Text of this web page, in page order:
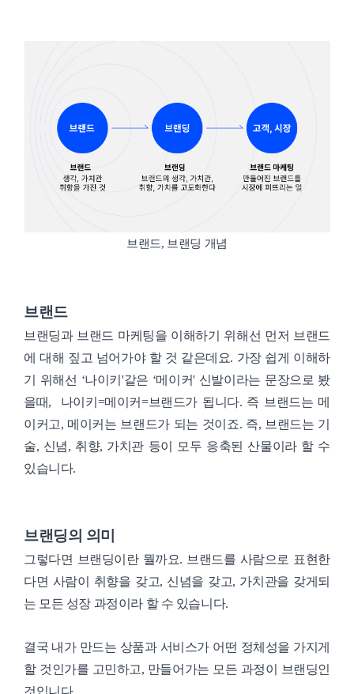
브랜드, 브랜딩 개념
브랜드
브랜딩과 브랜드 마케팅을 이해하기 위해선 먼저 브랜드
에 대해 짚고 넘어가야 할 것 같은데요. 가장 쉽게 이해하
기 위해선 ‘나이키'같은 ‘메이커' 신발이라는 문장으로 봤
을때, 나이키=메이커=브랜드가 됩니다. 즉 브랜드는 메
이커고, 메이커는 브랜드가 되는 것이죠. 즉, 브랜드는 기
술, 신념, 취향, 가치관 등이 모두 응축된 산물이라 할 수
있습니다.
브랜딩의 의미
그렇다면 브랜딩이란 뭘까요. 브랜드를 사람으로 표현한
다면 사람이 취향을 갖고, 신념을 갖고, 가치관을 갖게되
는 모든 성장 과정이라 할 수 있습니다.
결국 내가 만드는 상품과 서비스가 어떤 정체성을 가지게
할 것인가를 고민하고, 만들어가는 모든 과정이 브랜딩인